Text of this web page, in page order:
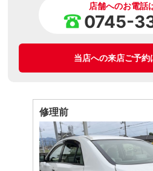
店舗へのお電話
0745-
当店への来店ご予約
修理前